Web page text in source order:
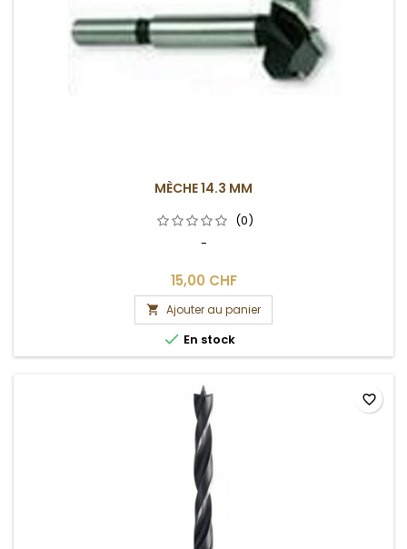
MÈCHE 14.3 MM
(0)
-
15,00 CHF
 Ajouter au panier
 En stock
favorite_border